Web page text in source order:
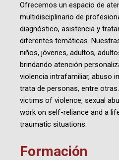
Ofrecemos un espacio de
multidisciplinario de
diagnóstico, asistencia y
diferentes temáticas.
niños, jóvenes, adultos,
brindando atención
violencia intrafamiliar, abuso
trata de personas, entre otras.
victims of violence, sexual
work on self-reliance and a
traumatic situations.
Formación